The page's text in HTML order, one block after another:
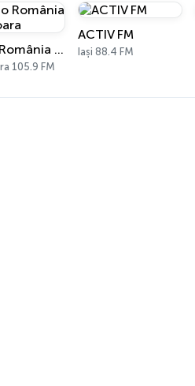
Radio România Timișoara
105.9 FM
ACTIV FM
Iași 88.4 FM